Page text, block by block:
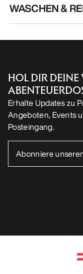
WASCHEN &
HOL DIR
Erhalte Updates zu
Angeboten, Events
Posteingang.